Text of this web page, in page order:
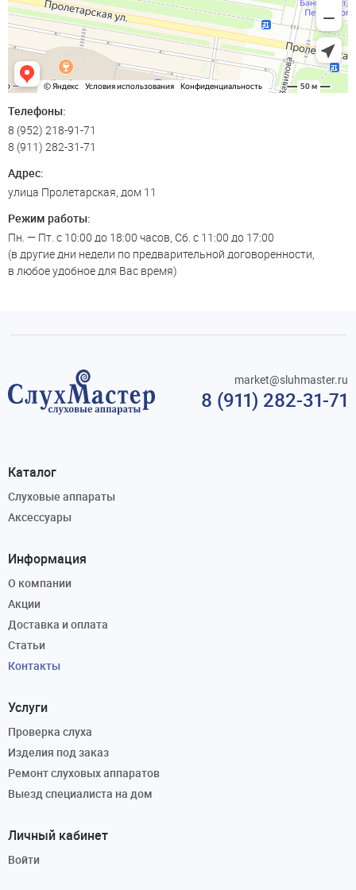
Телефоны:
8 (952) 218-91-71
8 (911) 282-31-71
Адрес:
улица Пролетарская, дом 11
Режим работы:
Пн. — Пт. с 10:00 до 18:00 часов, Сб. с 11:00 до 17:00
(в другие дни недели по предварительной договоренности,
в любое удобное для Вас время)
8 (911) 282-31-71
market@sluhmaster.ru
Каталог
Слуховые аппараты
Аксессуары
Информация
О компании
Акции
Доставка и оплата
Статьи
Контакты
Услуги
Проверка слуха
Изделия под заказ
Ремонт слуховых аппаратов
Выезд специалиста на дом
Личный кабинет
Войти